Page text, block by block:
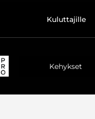
Kuluttajille
Kehykset